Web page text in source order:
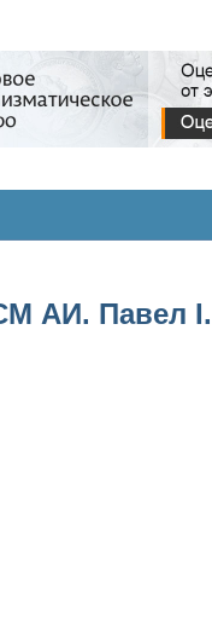
АИ. Павел I.